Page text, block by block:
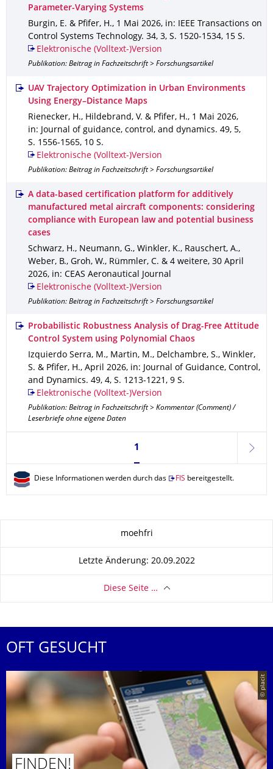
Parameter-Varying Systems
Burgin, E. & Pfifer, H., 1 Mai 2026, in: IEEE Transactions on
Control Systems Technology. 34, 3, S. 1520-1534, 15 S.
Elektronische (Volltext-)Version
Publikation: Beitrag in Fachzeitschrift > Forschungsartikel
UAV Trajectory Optimization in Urban Environments
Using Energy–Distance Maps
Rienecker, H., Hildebrand, V. & Pfifer, H., 1 Mai 2026,
in: Journal of guidance, control, and dynamics. 49, 5,
S. 1556-1565, 10 S.
Elektronische (Volltext-)Version
Publikation: Beitrag in Fachzeitschrift > Forschungsartikel
A data-based certification platform for additively
manufactured metal aircraft components: considering
compliance with European law and potential business
cases
Schwarz, H., Neumann, G., Winkler, K., Rauschert, A.,
Weber, B., Groh, W., Rümmler, C. & 4 weitere, 30 April
2026, in: CEAS Aeronautical Journal
Elektronische (Volltext-)Version
Publikation: Beitrag in Fachzeitschrift > Forschungsartikel
Probabilistic Robustness Analysis of Drag-Free Attitude
Control System using Polynomial Chaos
Izquierdo Serra, M., Martin, M., Delchambre, S., Winkler,
S. & Pfifer, H., April 2026, in: Journal of Guidance, Control,
and Dynamics. 49, 4, S. 1213-1221 , 9 S.
Elektronische (Volltext-)Version
Publikation: Beitrag in Fachzeitschrift > Kommentar (Comment) /
Leserbriefe ohne eigene Daten
Seite 1, aktuell ausgewählt
1
weiter
Diese Informationen werden durch das FIS bereitgestellt.
moehfri
Letzte Änderung: 20.09.2022
Diese Seite …
OFT GESUCHT
© placit
FINDEN!